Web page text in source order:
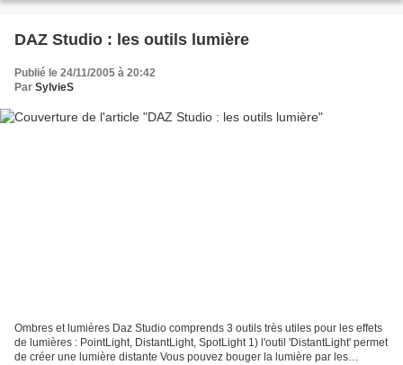
DAZ Studio : les outils lumière
Publié le 24/11/2005 à 20:42
Par SylvieS
Ombres et lumières Daz Studio comprends 3 outils très utiles pour les effets
de lumières : PointLight, DistantLight, SpotLight 1) l'outil 'DistantLight' permet
de créer une lumière distante Vous pouvez bouger la lumière par les